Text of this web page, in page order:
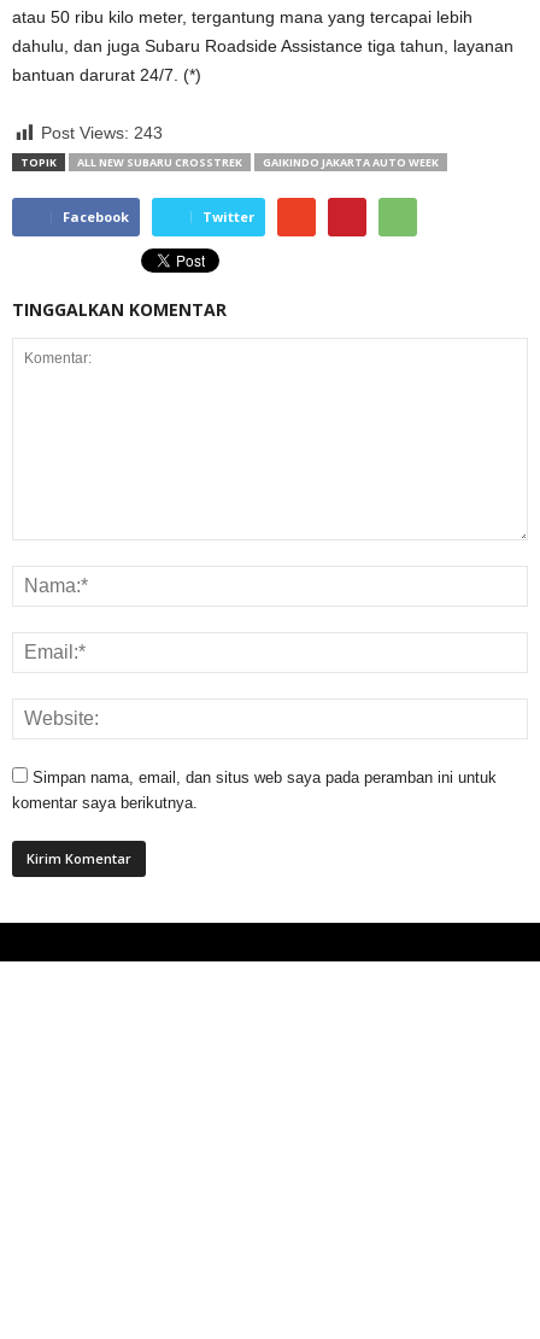
atau 50 ribu kilo meter, tergantung mana yang tercapai lebih
dahulu, dan juga Subaru Roadside Assistance tiga tahun, layanan
bantuan darurat 24/7. (*)
Post Views: 243
TOPIK ALL NEW SUBARU CROSSTREK GAIKINDO JAKARTA AUTO WEEK
Facebook Twitter
TINGGALKAN KOMENTAR
Simpan nama, email, dan situs web saya pada peramban ini untuk
komentar saya berikutnya.